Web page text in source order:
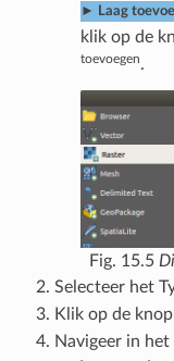
► Laag
klik op de
toevoegen.
Fig. 15.5
Selecteer het
Klik op de knop
Navigeer in